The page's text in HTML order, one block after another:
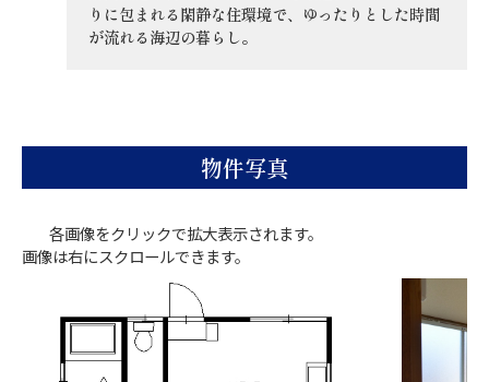
りに包まれる閑静な住環境で、ゆったりとした時間
が流れる海辺の暮らし。
物件写真
各画像をクリックで拡大表示されます。
画像は右にスクロールできます。